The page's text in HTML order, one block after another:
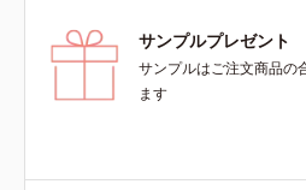
サンプルプレゼント
サンプルはご注文商品の
ます